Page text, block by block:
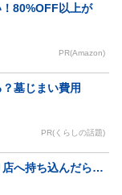
80%OFF以上が
PR(Amazon)
墓じまい費用
PR(くらしの話題)
店へ持ち込んだら…